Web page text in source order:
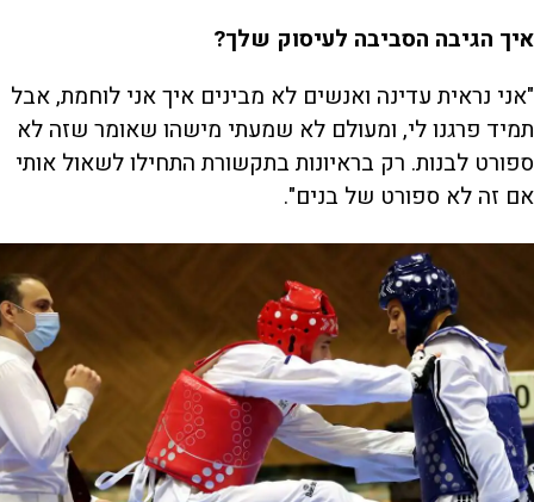
איך הגיבה הסביבה לעיסוק שלך?
"אני נראית עדינה ואנשים לא מבינים איך אני לוחמת, אבל
תמיד פרגנו לי, ומעולם לא שמעתי מישהו שאומר שזה לא
ספורט לבנות. רק בראיונות בתקשורת התחילו לשאול אותי
אם זה לא ספורט של בנים".